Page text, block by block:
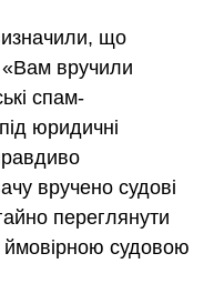
що
«Вам вручили
спам-
юридичні
вручено судові
переглянути
ймовірною судовою